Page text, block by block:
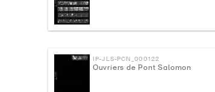
IP-JLS-PCN_000122
Ouvriers de Pont Salomon